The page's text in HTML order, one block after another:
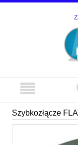
Szybkozłącze